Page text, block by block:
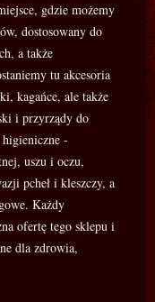
gdzie możemy
dostosowany do
a także
tu akcesoria
kagańce, ale także
i przyrządy do
-
uszu i oczu,
pcheł i kleszczy, a
Każdy
ofertę tego sklepu i
dla zdrowia,